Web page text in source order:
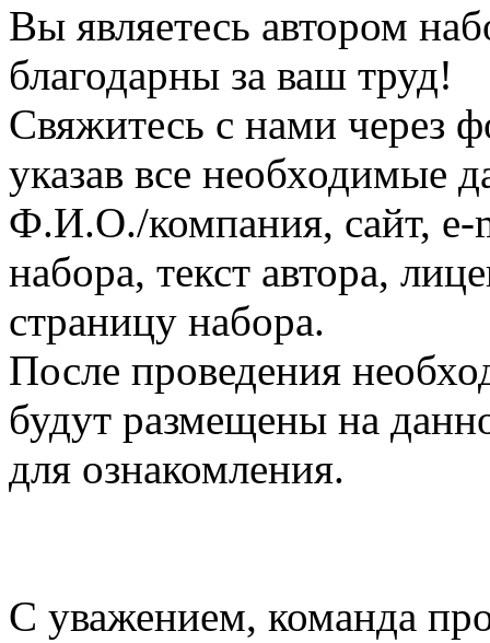
Вы являетесь автором
благодарны за ваш труд!
Свяжитесь с нами через
указав все необходимые
Ф.И.О./компания, сайт, e-
набора, текст автора,
страницу набора.
После проведения
будут размещены на
для ознакомления.
С уважением, команда